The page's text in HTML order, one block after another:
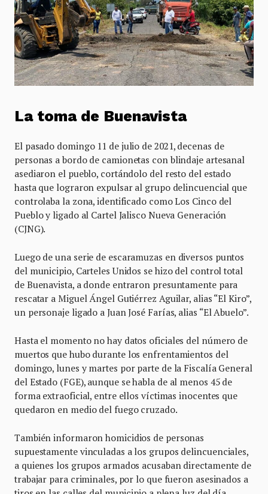
La toma de Buenavista
El pasado domingo 11 de julio de 2021, decenas de
personas a bordo de camionetas con blindaje artesanal
asediaron el pueblo, cortándolo del resto del estado
hasta que lograron expulsar al grupo delincuencial que
controlaba la zona, identificado como Los Cinco del
Pueblo y ligado al Cartel Jalisco Nueva Generación
(CJNG).
Luego de una serie de escaramuzas en diversos puntos
del municipio, Carteles Unidos se hizo del control total
de Buenavista, a donde entraron presuntamente para
rescatar a Miguel Ángel Gutiérrez Aguilar, alias “El Kiro”,
un personaje ligado a Juan José Farías, alias “El Abuelo”.
Hasta el momento no hay datos oficiales del número de
muertos que hubo durante los enfrentamientos del
domingo, lunes y martes por parte de la Fiscalía General
del Estado (FGE), aunque se habla de al menos 45 de
forma extraoficial, entre ellos víctimas inocentes que
quedaron en medio del fuego cruzado.
También informaron homicidios de personas
supuestamente vinculadas a los grupos delincuenciales,
a quienes los grupos armados acusaban directamente de
trabajar para criminales, por lo que fueron asesinados a